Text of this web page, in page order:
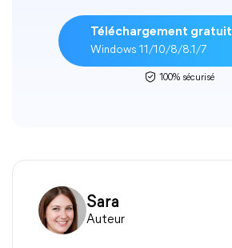
Téléchargement gratuit
Windows 11/10/8/8.1/7
100% sécurisé
Sara
Auteur